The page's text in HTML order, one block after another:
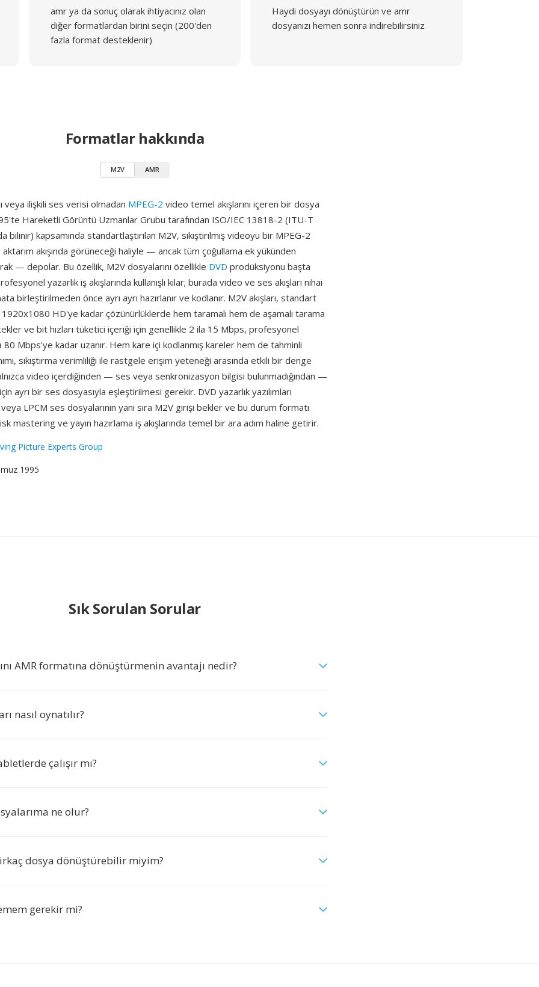
amr ya da sonuç olarak ihtiyacınız olan
diğer formatlardan birini seçin (200'den
fazla format desteklenir)
Haydi dosyayı dönüştürün ve amr
dosyanızı hemen sonra indirebilirsiniz
Formatlar hakkında
M2V AMR
veya ilişkili ses verisi olmadan MPEG-2 video temel akışlarını içeren bir dosya
Hareketli Görüntü Uzmanlar Grubu tarafından ISO/IEC 13818-2 (ITU-T
bilinir) kapsamında standartlaştırılan M2V, sıkıştırılmış videoyu bir MPEG-2
akışında görüneceği haliyle — ancak tüm çoğullama ek yükünden
— depolar. Bu özellik, M2V dosyalarını özellikle DVD prodüksiyonu başta
yazarlık iş akışlarında kullanışlı kılar; burada video ve ses akışları nihai
birleştirilmeden önce ayrı ayrı hazırlanır ve kodlanır. M2V akışları, standart
HD'ye kadar çözünürlüklerde hem taramalı hem de aşamalı tarama
ve bit hızları tüketici içeriği için genellikle 2 ila 15 Mbps, profesyonel
80 Mbps'ye kadar uzanır. Hem kare içi kodlanmış kareler hem de tahminli
sıkıştırma verimliliği ile rastgele erişim yeteneği arasında etkili bir denge
video içerdiğinden — ses veya senkronizasyon bilgisi bulunmadığından —
ayrı bir ses dosyasıyla eşleştirilmesi gerekir. DVD yazarlık yazılımları
LPCM ses dosyalarının yanı sıra M2V girişi bekler ve bu durum formatı
mastering ve yayın hazırlama iş akışlarında temel bir ara adım haline getirir.
Picture Experts Group
1995
Sık Sorulan Sorular
AMR formatına dönüştürmenin avantajı nedir?
nasıl oynatılır?
çalışır mı?
ne olur?
dosya dönüştürebilir miyim?
gerekir mi?